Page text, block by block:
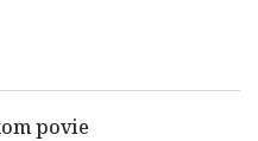
povie